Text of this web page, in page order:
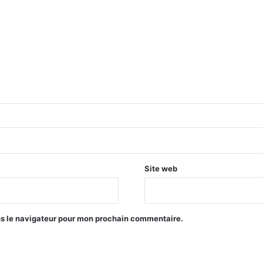
Site web
le navigateur pour mon prochain commentaire.